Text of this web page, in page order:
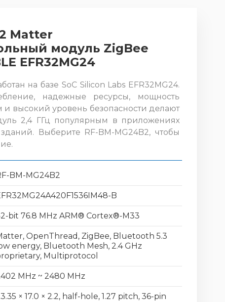
Matter
модуль ZigBee
EFR32MG24
на базе SoC Silicon Labs EFR32MG24.
надежные ресурсы, мощность
и высокий уровень безопасности делают
2,4 ГГц популярным в приложениях
Выберите RF-BM-MG24B2, чтобы
BM-MG24B2
B
bit 76.8 MHz ARM® Cortex®-M33
OpenThread, ZigBee, Bluetooth 5.3
energy, Bluetooth Mesh, 2.4 GHz
Multiprotocol
MHz ~ 2480 MHz
× 17.0 × 2.2, half-hole, 1.27 pitch, 36-pin